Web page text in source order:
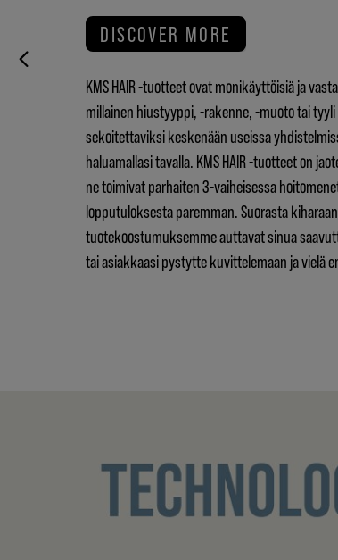
DISCOVER MORE
KMS HAIR -tuotteet ovat monikäyttöisiä ja
millainen hiustyyppi, -rakenne, -muoto tai
sekoitettaviksi keskenään useissa
haluamallasi tavalla. KMS HAIR -tuotteet on
ne toimivat parhaiten 3-vaiheisessa
lopputuloksesta paremman. Suorasta
tuotekoostumuksemme auttavat sinua
tai asiakkaasi pystytte kuvittelemaan ja vielä